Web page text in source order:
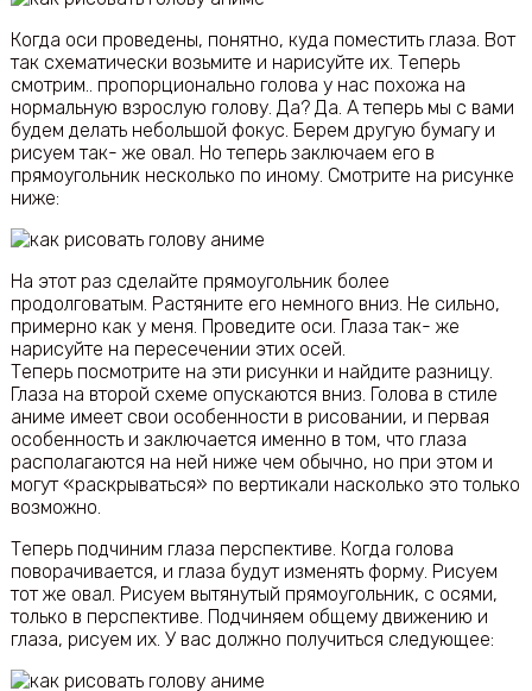
Когда оси проведены, понятно, куда поместить глаза. Вот
так схематически возьмите и нарисуйте их. Теперь
смотрим.. пропорционально голова у нас похожа на
нормальную взрослую голову. Да? Да. А теперь мы с вами
будем делать небольшой фокус. Берем другую бумагу и
рисуем так- же овал. Но теперь заключаем его в
прямоугольник несколько по иному. Смотрите на рисунке
ниже:
На этот раз сделайте прямоугольник более
продолговатым. Растяните его немного вниз. Не сильно,
примерно как у меня. Проведите оси. Глаза так- же
нарисуйте на пересечении этих осей.
Теперь посмотрите на эти рисунки и найдите разницу.
Глаза на второй схеме опускаются вниз. Голова в стиле
аниме имеет свои особенности в рисовании, и первая
особенность и заключается именно в том, что глаза
располагаются на ней ниже чем обычно, но при этом и
могут «раскрываться» по вертикали насколько это только
возможно.
Теперь подчиним глаза перспективе. Когда голова
поворачивается, и глаза будут изменять форму. Рисуем
тот же овал. Рисуем вытянутый прямоугольник, с осями,
только в перспективе. Подчиняем общему движению и
глаза, рисуем их. У вас должно получиться следующее: